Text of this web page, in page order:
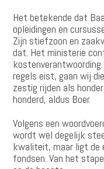
Het betekende dat
opleidingen en
Zijn stiefzoon en
dat. Het ministerie
regels eist, gaan wij
zestig rijden als
honderd, aldus Boer.
Volgens een
wordt wel degelijk
kwaliteit, maar ligt de
fondsen. Van het